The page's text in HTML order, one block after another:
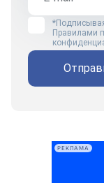
Правилами
РЕКЛАМА